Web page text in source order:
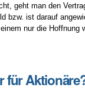
geht man den
bzw. ist darauf
nur die Hoffnung
für